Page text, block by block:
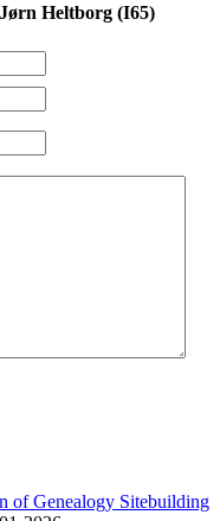
Heltborg (I65)
of Genealogy Sitebuilding